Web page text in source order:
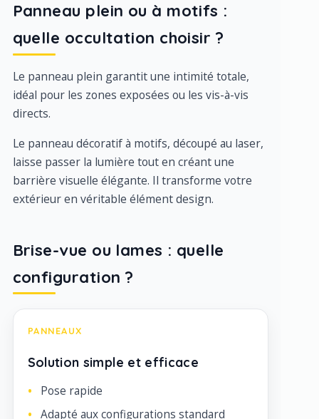
Panneau plein ou à motifs :
quelle occultation choisir ?
Le panneau plein garantit une intimité totale,
idéal pour les zones exposées ou les vis-à-vis
directs.
Le panneau décoratif à motifs, découpé au laser,
laisse passer la lumière tout en créant une
barrière visuelle élégante. Il transforme votre
extérieur en véritable élément design.
Brise-vue ou lames : quelle
configuration ?
PANNEAUX
Solution simple et efficace
Pose rapide
Adapté aux configurations standard